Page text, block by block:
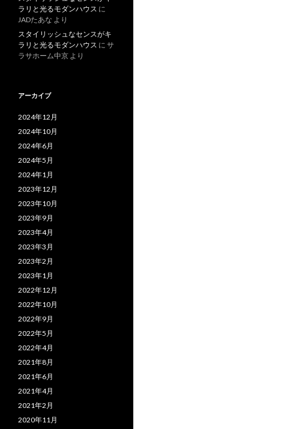
ラリと光るモダンハウス に
JADたあな より
スタイリッシュなセンスがキ
ラリと光るモダンハウス に サ
ラサホーム中京 より
アーカイブ
2024年12月
2024年10月
2024年6月
2024年5月
2024年1月
2023年12月
2023年10月
2023年9月
2023年4月
2023年3月
2023年2月
2023年1月
2022年12月
2022年10月
2022年9月
2022年5月
2022年4月
2021年8月
2021年6月
2021年4月
2021年2月
2020年11月